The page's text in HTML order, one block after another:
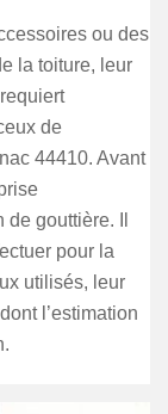
ou des
la toiture, leur
de
44410. Avant
gouttière. Il
pour la
utilisés, leur
l’estimation